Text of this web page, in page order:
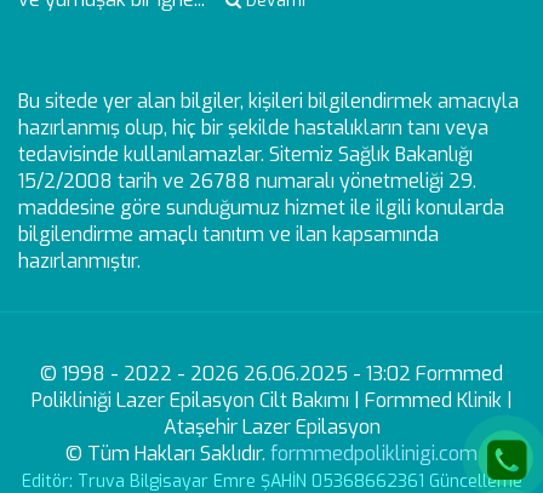
Bu sitede yer alan bilgiler, kişileri bilgilendirmek amacıyla
hazırlanmış olup, hiç bir şekilde hastalıkların tanı veya
tedavisinde kullanılamazlar. Sitemiz Sağlık Bakanlığı
15/2/2008 tarih ve 26788 numaralı yönetmeliği 29.
maddesine göre sunduğumuz hizmet ile ilgili konularda
bilgilendirme amaçlı tanıtım ve ilan kapsamında
hazırlanmıştır.
© 1998 - 2022 - 2026 26.06.2025 - 13:02 Formmed
Polikliniği Lazer Epilasyon Cilt Bakımı | Formmed Klinik |
Ataşehir Lazer Epilasyon
© Tüm Hakları Saklıdır. formmedpoliklinigi.com
Editör: Truva Bilgisayar Emre ŞAHİN 05368662361 Güncelleme